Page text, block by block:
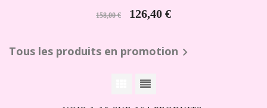
158,00 € 126,40 €
Tous les produits en promotion 